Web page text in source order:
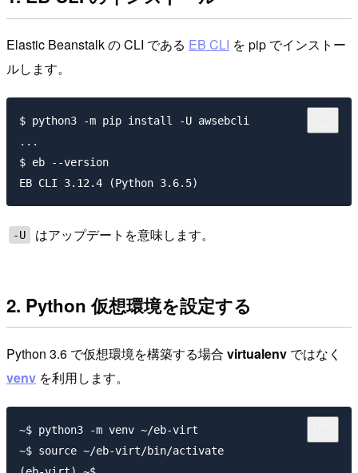
Elastic Beanstalk の CLI である EB CLI を pip でインストー
ルします。
$ python3 -m pip install -U awsebcli
...
$ eb --version
-U はアップデートを意味します。
2. Python 仮想環境を設定する
Python 3.6 で仮想環境を構築する場合 virtualenv ではなく
venv を利用します。
~$ python3 -m venv ~/eb-virt
~$ source ~/eb-virt/bin/activate